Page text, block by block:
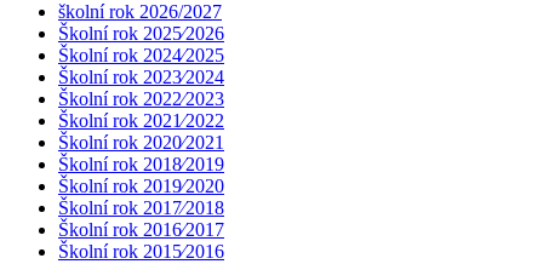
školní rok 2026/2027
Školní rok 2025⁄2026
Školní rok 2024⁄2025
Školní rok 2023⁄2024
Školní rok 2022⁄2023
Školní rok 2021⁄2022
Školní rok 2020⁄2021
Školní rok 2018⁄2019
Školní rok 2019⁄2020
Školní rok 2017⁄2018
Školní rok 2016⁄2017
Školní rok 2015⁄2016